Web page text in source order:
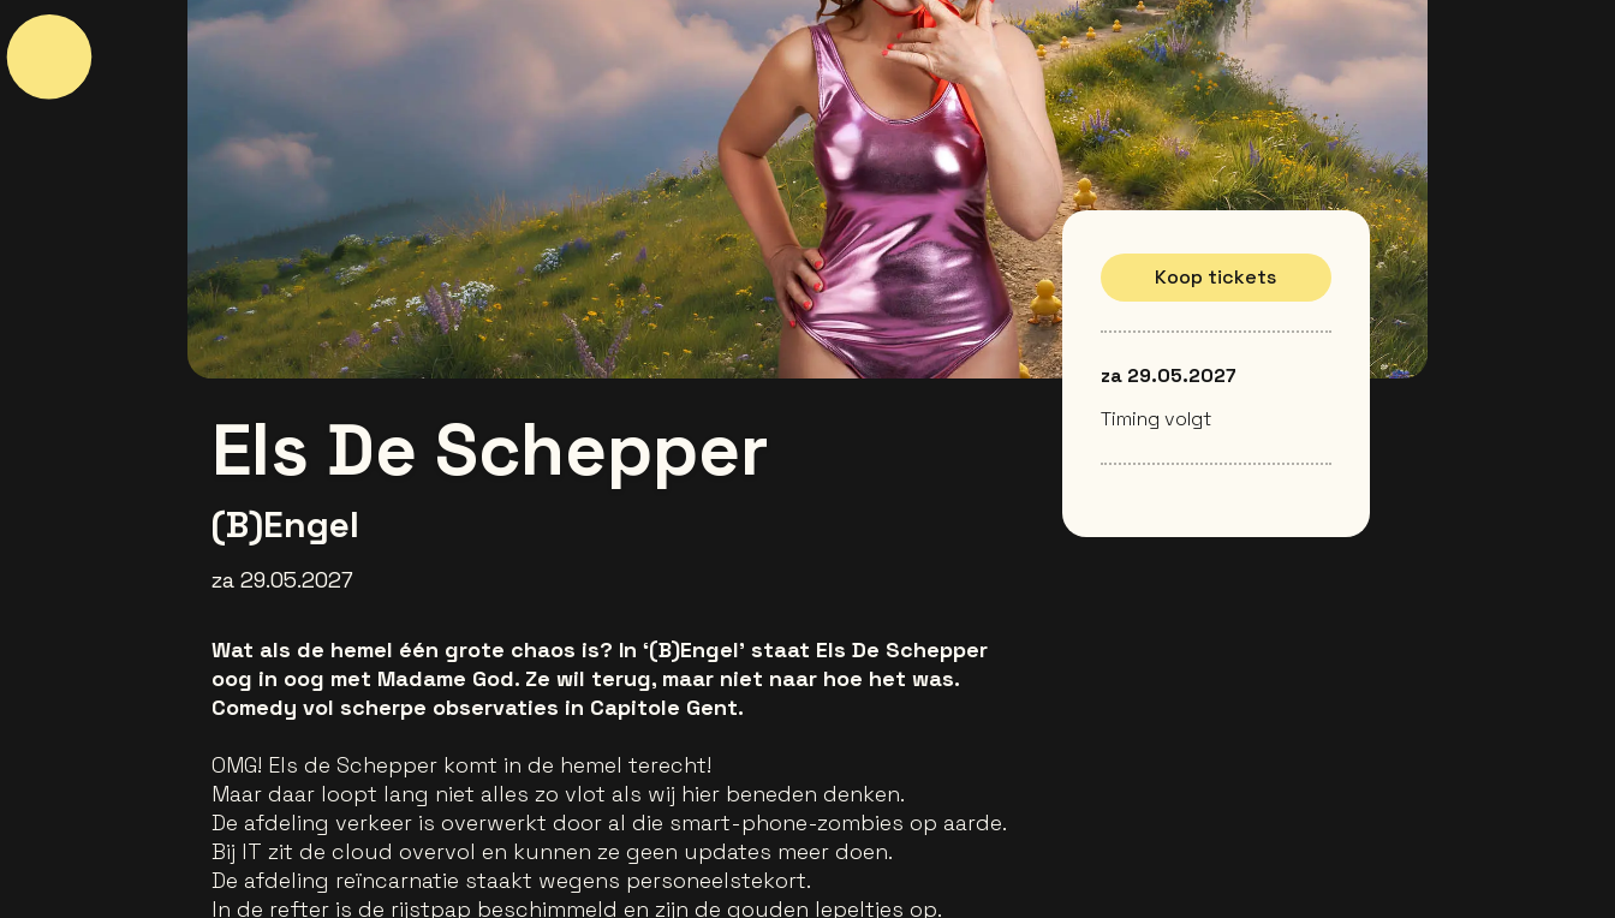
Els De Schepper
(B)Engel
za 29.05.2027
Wat als de hemel één grote chaos is? In ‘(B)Engel’ staat Els De Schepper
oog in oog met Madame God. Ze wil terug, maar niet naar hoe het was.
Comedy vol scherpe observaties in Capitole Gent.
OMG! Els de Schepper komt in de hemel terecht!
Maar daar loopt lang niet alles zo vlot als wij hier beneden denken.
De afdeling verkeer is overwerkt door al die smart-phone-zombies op aarde.
Bij IT zit de cloud overvol en kunnen ze geen updates meer doen.
De afdeling reïncarnatie staakt wegens personeelstekort.
In de refter is de rijstpap beschimmeld en zijn de gouden lepeltjes op.
Koop tickets
za 29.05.2027
Timing volgt